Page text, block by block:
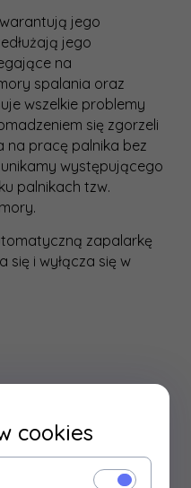
cookies
jego
jego
na
spalania oraz
wszelkie problemy
się zgorzeli
na pracę palnika bez
występującego
palnikach tzw.
zapalarkę
się i wyłącza się w